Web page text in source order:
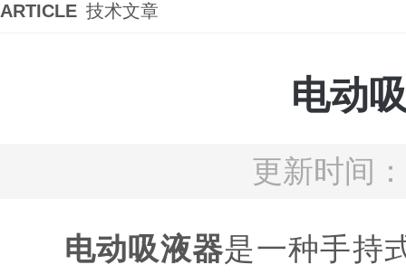
ARTICLE 技术文章
电动
更新时间
电动吸液器是一种手持